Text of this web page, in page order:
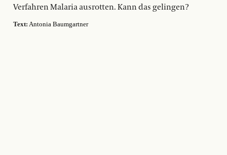
Verfahren Malaria ausrotten. Kann das gelingen?
Text: Antonia Baumgartner